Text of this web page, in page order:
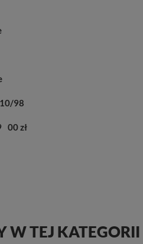
98
00 zł
W TEJ KATEGORII